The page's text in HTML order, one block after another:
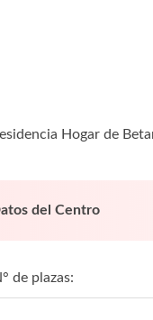
Hogar de
del Centro
de plazas: